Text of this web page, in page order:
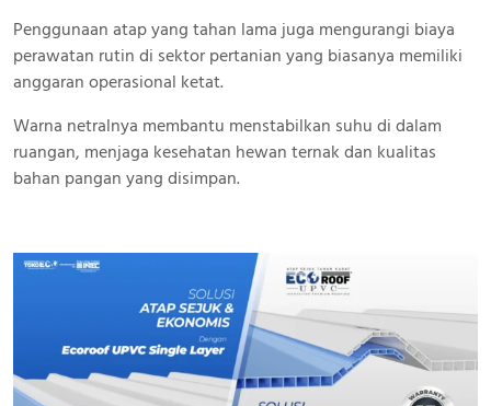
Penggunaan atap yang tahan lama juga mengurangi biaya
perawatan rutin di sektor pertanian yang biasanya memiliki
anggaran operasional ketat.
Warna netralnya membantu menstabilkan suhu di dalam
ruangan, menjaga kesehatan hewan ternak dan kualitas
bahan pangan yang disimpan.